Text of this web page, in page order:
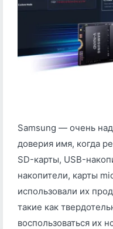
Samsung — очень
доверия имя, когда
SD-карты, USB-
накопители, карты
использовали их
такие как
воспользоваться их